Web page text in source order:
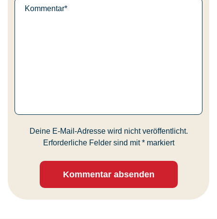
Deine E-Mail-Adresse wird nicht veröffentlicht.
Erforderliche Felder sind mit*markiert
Kommentar absenden